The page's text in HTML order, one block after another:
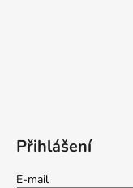
Přihlášení
E-mail